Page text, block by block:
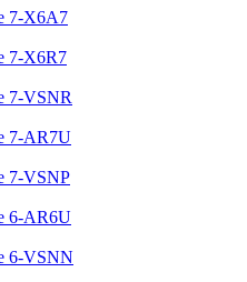
7-X6A7
7-X6R7
VSNR
7-AR7U
VSNP
6-AR6U
6-VSNN